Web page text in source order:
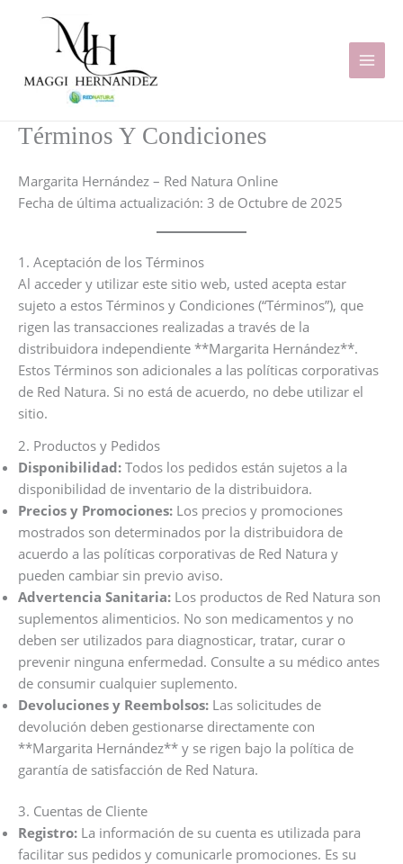
contenido
MAIN
Términos Y Condiciones
Margarita Hernández – Red Natura Online
Fecha de última actualización: 3 de Octubre de 2025
1. Aceptación de los Términos
Al acceder y utilizar este sitio web, usted acepta estar
sujeto a estos Términos y Condiciones (“Términos”), que
rigen las transacciones realizadas a través de la
distribuidora independiente **Margarita Hernández**.
Estos Términos son adicionales a las políticas corporativas
de Red Natura. Si no está de acuerdo, no debe utilizar el
sitio.
2. Productos y Pedidos
Disponibilidad: Todos los pedidos están sujetos a la
disponibilidad de inventario de la distribuidora.
Precios y Promociones: Los precios y promociones
mostrados son determinados por la distribuidora de
acuerdo a las políticas corporativas de Red Natura y
pueden cambiar sin previo aviso.
Advertencia Sanitaria: Los productos de Red Natura son
suplementos alimenticios. No son medicamentos y no
deben ser utilizados para diagnosticar, tratar, curar o
prevenir ninguna enfermedad. Consulte a su médico antes
de consumir cualquier suplemento.
Devoluciones y Reembolsos: Las solicitudes de
devolución deben gestionarse directamente con
**Margarita Hernández** y se rigen bajo la política de
garantía de satisfacción de Red Natura.
3. Cuentas de Cliente
Registro: La información de su cuenta es utilizada para
facilitar sus pedidos y comunicarle promociones. Es su